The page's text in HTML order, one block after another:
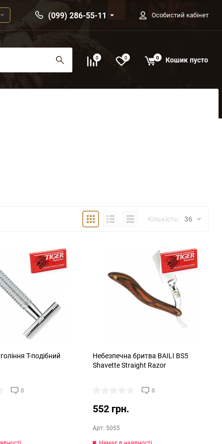
(099) 286-55-11 Особистий кабінет
0 0 0 Кошик пусто
ПлиткаДетальноКомпактноКількість: 36
36
48
144
Т-подібний
0
Небезпечна бритва BAILI BS5
Shavette Straight Razor
0
552 грн.
Арт: 5055